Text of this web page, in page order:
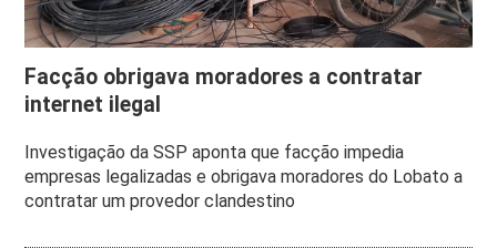
Facção obrigava moradores a contratar
internet ilegal
Investigação da SSP aponta que facção impedia
empresas legalizadas e obrigava moradores do Lobato a
contratar um provedor clandestino